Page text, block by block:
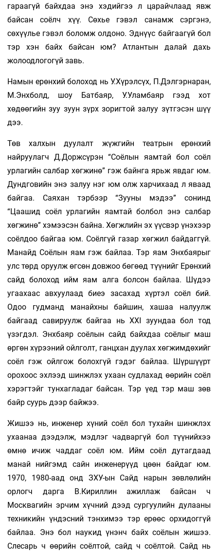
гараагүй байхдаа энэ хэдийгээ л царайчлаад явж
байсан соёлч хүү. Сөхье гэвэл санамж сэргэнэ,
сөхүүлье гэвэл боломж олдоно. Эднүүс байгаагүй бол
тэр хэн байх байсан юм? Атлантын далай дахь
жолоодлогогүй завь.
Намын ерөнхий болоход нь У.Хүрэлсүх, П.Дэлгэрнаран,
М.Энхболд, шоу Батбаяр, У.Уламбаяр гээд хот
хөдөөгийн зуу зуун зүрх зоригтой залуу зүтгэсэн шүү
дээ.
Төв халхын дуулалт жүжгийн театрын ерөнхий
найруулагч Д.Доржсүрэн “Соёлын яамтай бол соёл
урлагийн салбар хөгжинө” гэж байнга ярьж явдаг юм.
Дундговийн энэ залуу нэг юм олж харчихаад л яваад
байгаа. Саяхан тэрбээр “Зууны мэдээ” сонинд
“Цаашид соёл урлагийн яамтай болбол энэ салбар
хөгжинө” хэмээсэн байна. Хөгжлийн эх үүсвэр үнэхээр
соёлдоо байгаа юм. Соёлгүй газар хөгжил байдаггүй.
Манайд Соёлын яам гэж байлаа. Тэр яам Энхбаярыг
улс төрд оруулж өгсөн довжоо бөгөөд түүнийг Ерөнхий
сайд болоход ийм яам алга болсон байлаа. Шүдээ
угаахаас авхуулаад биеэ засахад хүртэл соёл бий.
Одоо гудманд манайхны байшин, хашаа налуулж
байгаад савируулж байгаа нь ХХI зуундаа бол тод
үзэгдэл. Энхбаяр соёлын сайд байхдаа соёлыг маш
өргөн хүрээний ойлголт, ганцхан дуулах хөгжимдөхийг
соёл гэж ойлгож болохгүй гэдэг байлаа. Шүршүүрт
орохоос эхлээд шинжлэх ухаан судлахад өөрийн соёл
хэрэгтэйг тунхагладаг байсан. Тэр үед тэр маш зөв
байр суурь дээр байжээ.
Жишээ нь, инженер хүний соёл бол тухайн шинжлэх
ухаанаа дээдэлж, мэдлэг чадваргүй бол түүнийхээ
өмнө ичиж чаддаг соёл юм. Ийм соёл дутагдаад
манай нийгэмд сайн инженерүүд цөөн байдаг юм.
1970, 1980-аад онд ЗХУ-ын Сайд нарын зөвлөлийн
орлогч дарга В.Кириллин ажиллаж байсан ч
Москвагийн эрчим хүчний дээд сургуулийн дулааны
техникийн үндэсний тэнхимээ тэр ерөөс орхидоггүй
байлаа. Энэ бол наукид үнэнч байх соёлын жишээ.
Слесарь ч өөрийн соёлтой, сайд ч соёлтой. Сайд нь